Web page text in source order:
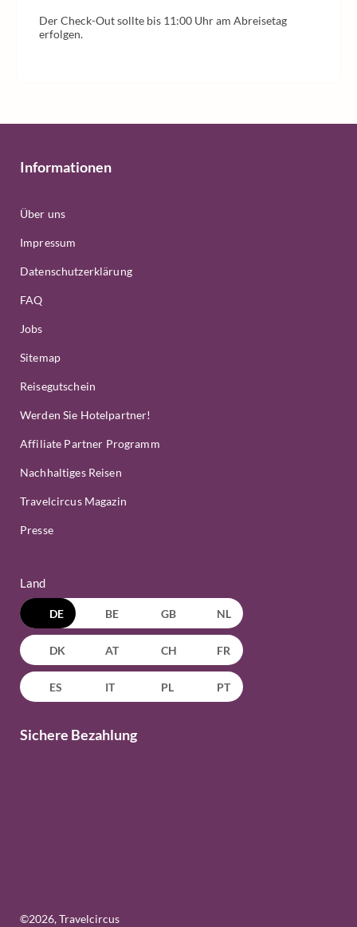
Der Check-Out sollte bis 11:00 Uhr am Abreisetag
erfolgen.
Informationen
Über uns
Impressum
Datenschutzerklärung
FAQ
Jobs
Sitemap
Reisegutschein
Werden Sie Hotelpartner!
Affiliate Partner Programm
Nachhaltiges Reisen
Travelcircus Magazin
Presse
Land
DE BE GB NL
DK AT CH FR
ES IT PL PT
Sichere Bezahlung
©2026, Travelcircus